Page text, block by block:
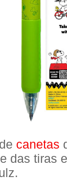
canetas
das tiras